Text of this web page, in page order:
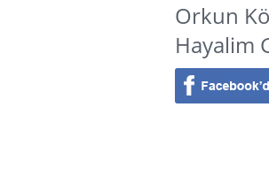
Orkun
Hayalim